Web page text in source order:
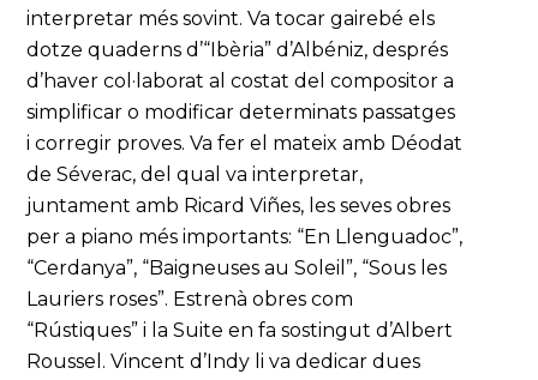
interpretar més sovint. Va tocar gairebé els
dotze quaderns d’“Ibèria” d’Albéniz, després
d’haver col·laborat al costat del compositor a
simplificar o modificar determinats passatges
i corregir proves. Va fer el mateix amb Déodat
de Séverac, del qual va interpretar,
juntament amb Ricard Viñes, les seves obres
per a piano més importants: “En Llenguadoc”,
“Cerdanya”, “Baigneuses au Soleil”, “Sous les
Lauriers roses”. Estrenà obres com
“Rústiques” i la Suite en fa sostingut d’Albert
Roussel. Vincent d’Indy li va dedicar dues